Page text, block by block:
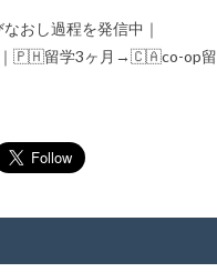
おし過程を発信中｜
｜🇵🇭留学3ヶ月→🇨🇦co-op留